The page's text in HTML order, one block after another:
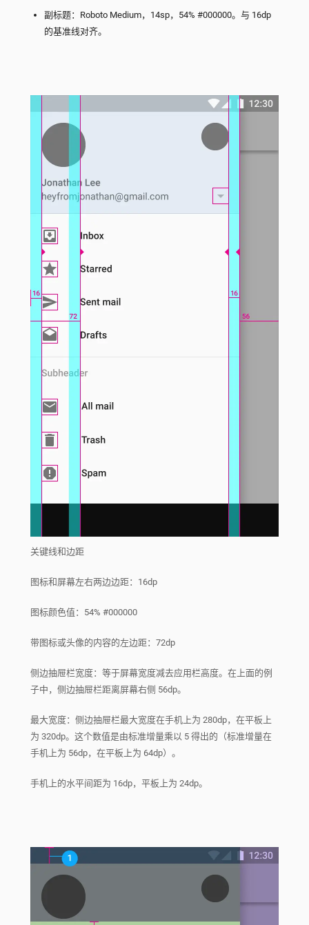
副标题：Roboto Medium，14sp，54% #000000。与 16dp
的基准线对齐。
关键线和边距
图标和屏幕左右两边边距：16dp
图标颜色值：54% #000000
带图标或头像的内容的左边距：72dp
侧边抽屉栏宽度：等于屏幕宽度减去应用栏高度。在上面的例
子中，侧边抽屉栏距离屏幕右侧 56dp。
最大宽度：侧边抽屉栏最大宽度在手机上为 280dp，在平板上
为 320dp。这个数值是由标准增量乘以 5 得出的（标准增量在
手机上为 56dp，在平板上为 64dp）。
手机上的水平间距为 16dp，平板上为 24dp。